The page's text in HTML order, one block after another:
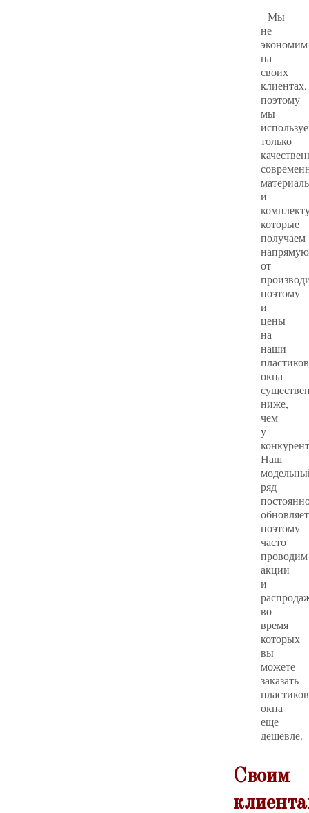
Мы
не
экономим
на
своих
клиентах,
поэтому
мы
только
и
которые
получаем
напрямую
от
поэтому
и
цены
на
наши
окна
ниже,
чем
у
Наш
ряд
поэтому
часто
проводим
акции
и
во
время
которых
вы
можете
заказать
окна
еще
дешевле.
Своим